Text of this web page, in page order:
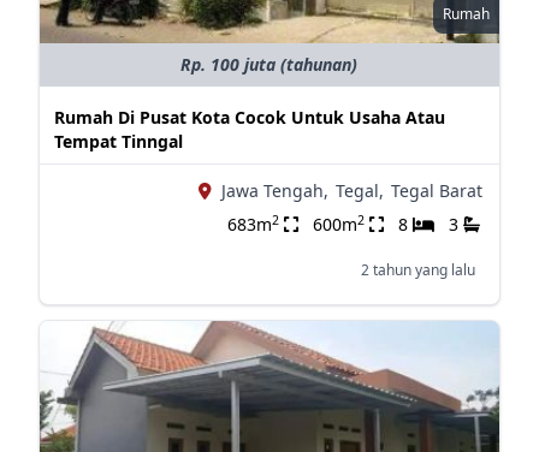
Rumah
Rp. 100 juta (tahunan)
Rumah Di Pusat Kota Cocok Untuk Usaha Atau
Tempat Tinngal
Jawa Tengah, Tegal, Tegal Barat
683m2 600m2 8 3
2 tahun yang lalu